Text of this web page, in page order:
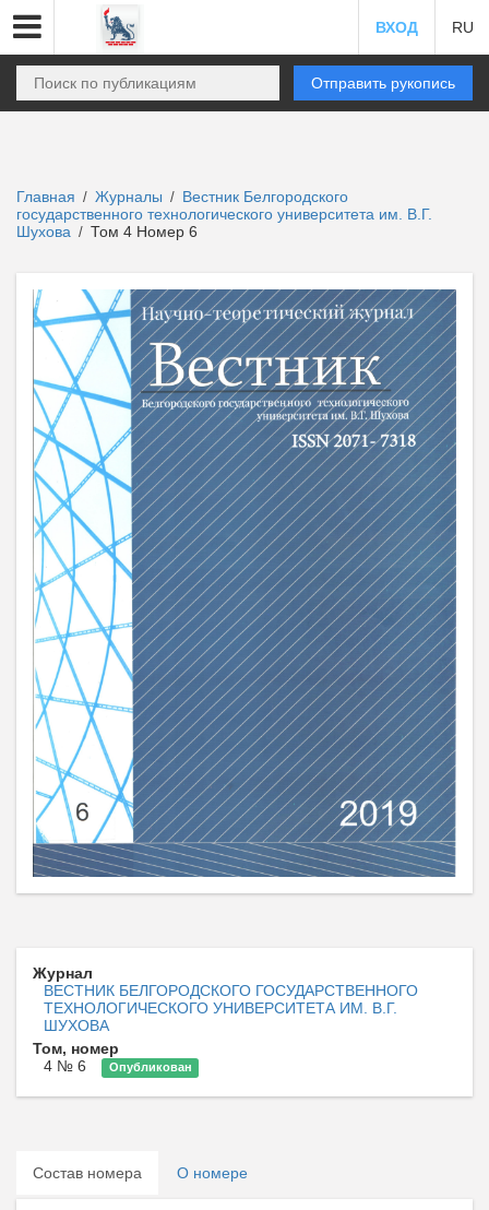
ВХОД RU
Отправить рукопись
Главная / Журналы / Вестник Белгородского
государственного технологического университета им. В.Г.
Шухова / Том 4 Номер 6
Журнал
ВЕСТНИК БЕЛГОРОДСКОГО ГОСУДАРСТВЕННОГО
ТЕХНОЛОГИЧЕСКОГО УНИВЕРСИТЕТА ИМ. В.Г.
ШУХОВА
Том, номер
4 № 6
Опубликован
Состав номера О номере